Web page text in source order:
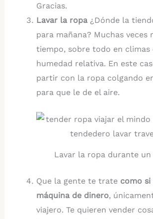
Gracias.
Lavar la ropa¿Dónde la
para mañana? Muchas veces
tiempo, sobre todo en climas
humedad relativa. En este
partir con la ropa colgando
para que le de el aire.
Lavar la ropa durante un
Que la gente te trate como si
máquina de dinero,
viajero. Te quieren vender